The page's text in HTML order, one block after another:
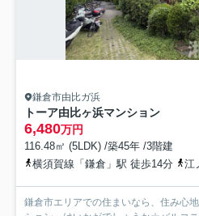
鎌倉市由比ガ浜
トーア由比ヶ浜マンション
6,480万円
116.48㎡ (5LDK) /築45年 /3階建
横須賀線「鎌倉」駅 徒歩14分
江
鎌倉市エリアでの住まいなら、住み心